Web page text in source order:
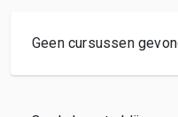
Geen cursussen